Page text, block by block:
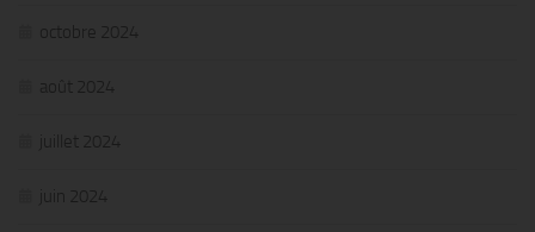
octobre 2024
août 2024
juillet 2024
juin 2024